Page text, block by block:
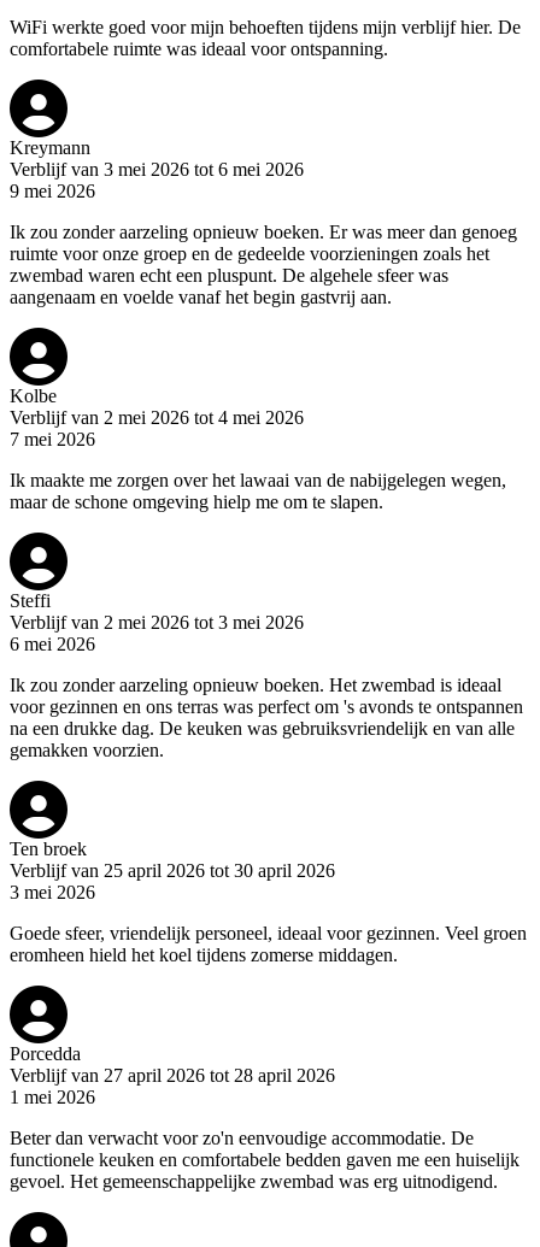
WiFi werkte goed voor mijn behoeften tijdens mijn verblijf hier. De
comfortabele ruimte was ideaal voor ontspanning.
Kreymann
Verblijf van 3 mei 2026 tot 6 mei 2026
9 mei 2026
Ik zou zonder aarzeling opnieuw boeken. Er was meer dan genoeg
ruimte voor onze groep en de gedeelde voorzieningen zoals het
zwembad waren echt een pluspunt. De algehele sfeer was
aangenaam en voelde vanaf het begin gastvrij aan.
Kolbe
Verblijf van 2 mei 2026 tot 4 mei 2026
7 mei 2026
Ik maakte me zorgen over het lawaai van de nabijgelegen wegen,
maar de schone omgeving hielp me om te slapen.
Steffi
Verblijf van 2 mei 2026 tot 3 mei 2026
6 mei 2026
Ik zou zonder aarzeling opnieuw boeken. Het zwembad is ideaal
voor gezinnen en ons terras was perfect om 's avonds te ontspannen
na een drukke dag. De keuken was gebruiksvriendelijk en van alle
gemakken voorzien.
Ten broek
Verblijf van 25 april 2026 tot 30 april 2026
3 mei 2026
Goede sfeer, vriendelijk personeel, ideaal voor gezinnen. Veel groen
eromheen hield het koel tijdens zomerse middagen.
Porcedda
Verblijf van 27 april 2026 tot 28 april 2026
1 mei 2026
Beter dan verwacht voor zo'n eenvoudige accommodatie. De
functionele keuken en comfortabele bedden gaven me een huiselijk
gevoel. Het gemeenschappelijke zwembad was erg uitnodigend.